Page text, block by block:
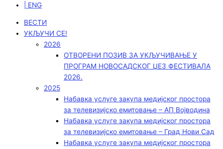
| ENG
ВЕСТИ
УКЉУЧИ СЕ!
2026
ОТВОРЕНИ ПОЗИВ ЗА УКЉУЧИВАЊЕ У
ПРОГРАМ НОВОСАДСКОГ ЏЕЗ ФЕСТИВАЛА
2026.
2025
Набавка услуге закупа медијског простора
за телевизијско емитовање – АП Војводинa
Набавка услуге закупа медијског простора
за телевизијско емитовање – Град Нови Сад
Набавка услуге закупа медијског простора